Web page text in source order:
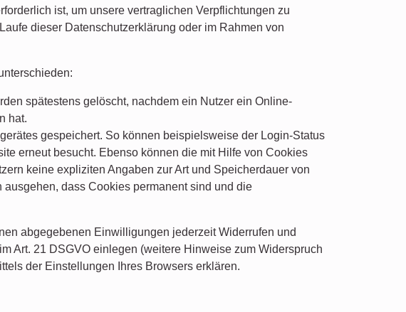
ist, um unsere vertraglichen Verpflichtungen zu
dieser Datenschutzerklärung oder im Rahmen von
spätestens gelöscht, nachdem ein Nutzer ein Online-
hat.
gespeichert. So können beispielsweise der Login-Status
erneut besucht. Ebenso können die mit Hilfe von Cookies
keine expliziten Angaben zur Art und Speicherdauer von
dass Cookies permanent sind und die
abgegebenen Einwilligungen jederzeit Widerrufen und
Art. 21 DSGVO einlegen (weitere Hinweise zum Widerspruch
der Einstellungen Ihres Browsers erklären.